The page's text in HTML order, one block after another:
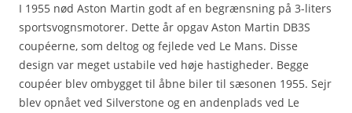
I 1955 nød Aston Martin godt af en begrænsning på 3-liters
sportsvognsmotorer. Dette år opgav Aston Martin DB3S
coupéerne, som deltog og fejlede ved Le Mans. Disse
design var meget ustabile ved høje hastigheder. Begge
coupéer blev ombygget til åbne biler til sæsonen 1955. Sejr
blev opnået ved Silverstone og en andenplads ved Le